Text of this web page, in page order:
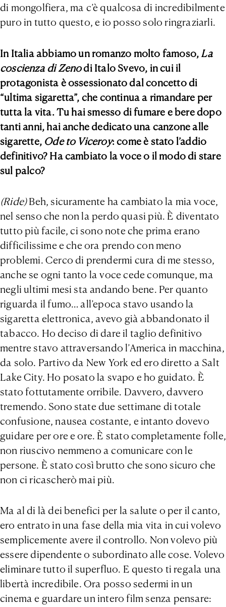
di mongolfiera, ma c’è qualcosa di incredibilmente
puro in tutto questo, e io posso solo ringraziarli.
In Italia abbiamo un romanzo molto famoso, La
coscienza di Zenodi Italo Svevo, in cui il
protagonista è ossessionato dal concetto di
“ultima sigaretta”, che continua a rimandare per
tutta la vita. Tu hai smesso di fumare e bere dopo
tanti anni, hai anche dedicato una canzone alle
sigarette, Ode to Viceroy: come è stato l’addio
definitivo? Ha cambiato la voce o il modo di stare
sul palco?
(Ride)Beh, sicuramente ha cambiato la mia voce,
nel senso che non la perdo quasi più. È diventato
tutto più facile, ci sono note che prima erano
difficilissime e che ora prendo con meno
problemi. Cerco di prendermi cura di me stesso,
anche se ogni tanto la voce cede comunque, ma
negli ultimi mesi sta andando bene. Per quanto
riguarda il fumo… all’epoca stavo usando la
sigaretta elettronica, avevo già abbandonato il
tabacco. Ho deciso di dare il taglio definitivo
mentre stavo attraversando l’America in macchina,
da solo. Partivo da New York ed ero diretto a Salt
Lake City. Ho posato la svapo e ho guidato. È
stato fottutamente orribile. Davvero, davvero
tremendo. Sono state due settimane di totale
confusione, nausea costante, e intanto dovevo
guidare per ore e ore. È stato completamente folle,
non riuscivo nemmeno a comunicare con le
persone. È stato così brutto che sono sicuro che
non ci ricascherò mai più.
Ma al di là dei benefici per la salute o per il canto,
ero entrato in una fase della mia vita in cui volevo
semplicemente avere il controllo. Non volevo più
essere dipendente o subordinato alle cose. Volevo
eliminare tutto il superfluo. E questo ti regala una
libertà incredibile. Ora posso sedermi in un
cinema e guardare un intero film senza pensare: